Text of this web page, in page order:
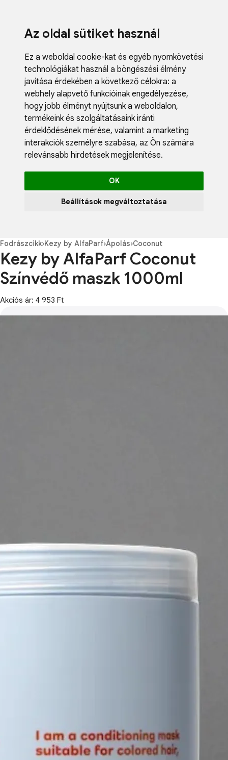
Az oldal sütiket használ
Ez a weboldal cookie-kat és egyéb nyomkövetési
technológiákat használ a böngészési élmény
javítása érdekében a következő célokra: a
webhely alapvető funkcióinak engedélyezése,
hogy jobb élményt nyújtsunk a weboldalon,
termékeink és szolgáltatásaink iránti
érdeklődésének mérése, valamint a marketing
interakciók személyre szabása, az Ön számára
relevánsabb hirdetések megjelenítése.
OK
Beállítások megváltoztatása
Fodrászcikk›Kezy by AlfaParf›Ápolás›Coconut
Kezy by AlfaParf Coconut
Színvédő maszk 1000ml
Akciós ár: 4 953 Ft